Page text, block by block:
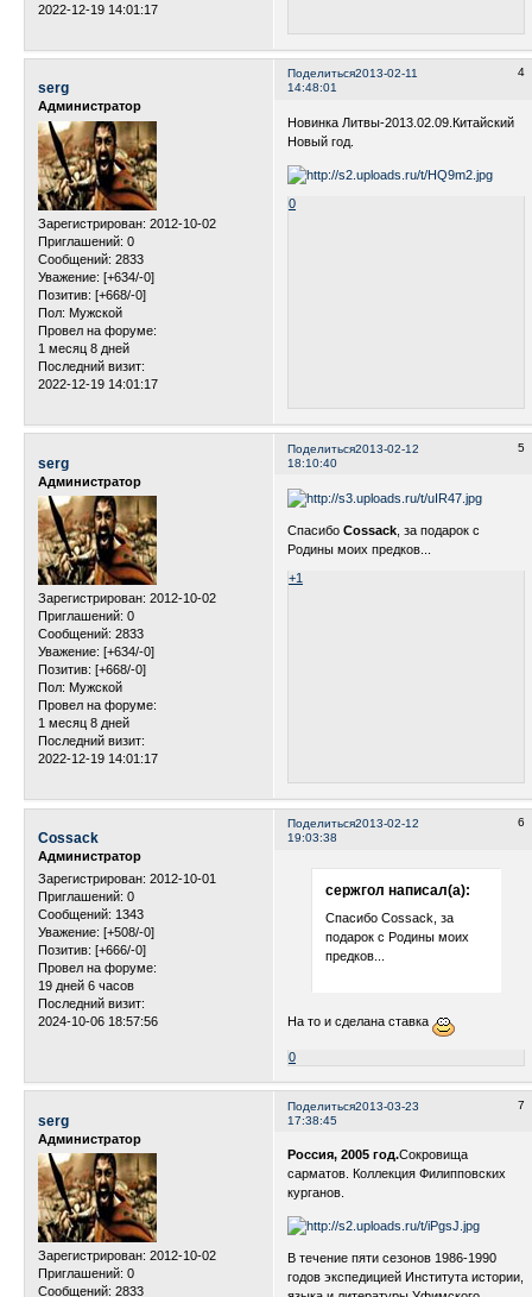
2022-12-19 14:01:17
Поделиться 4
2013-02-11
14:48:01
serg
Администратор
Зарегистрирован: 2012-10-02
Приглашений: 0
Сообщений: 2833
Уважение: [+634/-0]
Позитив: [+668/-0]
Пол: Мужской
Провел на форуме:
1 месяц 8 дней
Последний визит:
2022-12-19 14:01:17
Новинка Литвы-2013.02.09.Китайский
Новый год.
0
Поделиться 5
2013-02-12
18:10:40
serg
Администратор
Зарегистрирован: 2012-10-02
Приглашений: 0
Сообщений: 2833
Уважение: [+634/-0]
Позитив: [+668/-0]
Пол: Мужской
Провел на форуме:
1 месяц 8 дней
Последний визит:
2022-12-19 14:01:17
СпасибоCossack , за подарок с
Родины моих предков...
+1
Поделиться 6
2013-02-12
19:03:38
Cossack
Администратор
Зарегистрирован: 2012-10-01
Приглашений: 0
Сообщений: 1343
Уважение: [+508/-0]
Позитив: [+666/-0]
Провел на форуме:
19 дней 6 часов
Последний визит:
2024-10-06 18:57:56
сержгол написал(а):
Спасибо Cossack, за
подарок с Родины моих
предков...
На то и сделана ставка
0
Поделиться 7
2013-03-23
17:38:45
serg
Администратор
Зарегистрирован: 2012-10-02
Приглашений: 0
Сообщений: 2833
Россия, 2005 год.Сокровища
сарматов. Коллекция Филипповских
курганов.
В течение пяти сезонов 1986-1990
годов экспедицией Института истории,